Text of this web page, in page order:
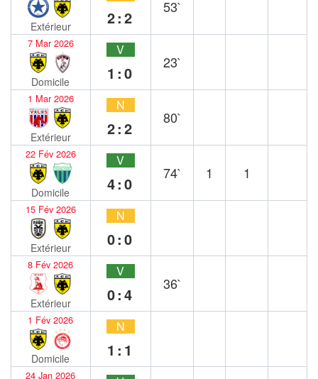
Extérieur 2:2
53`
7 Mar 2026
Domicile
V
1:0
23`
1 Mar 2026
Extérieur
N
2:2
80`
22 Fév 2026
Domicile
V
4:0
74` 1 1
15 Fév 2026
Extérieur
N
0:0
8 Fév 2026
Extérieur
V
0:4
36`
1 Fév 2026
Domicile
N
1:1
24 Jan 2026